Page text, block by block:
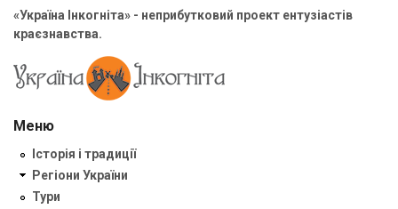
«Україна Інкогніта» - неприбутковий проект ентузіастів
краєзнавства.
Меню
Історія і традиції
Регіони України
Тури